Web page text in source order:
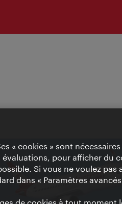
« cookies » sont
pour afficher du
Si vous ne voulez pas
dans « Paramètres avancés